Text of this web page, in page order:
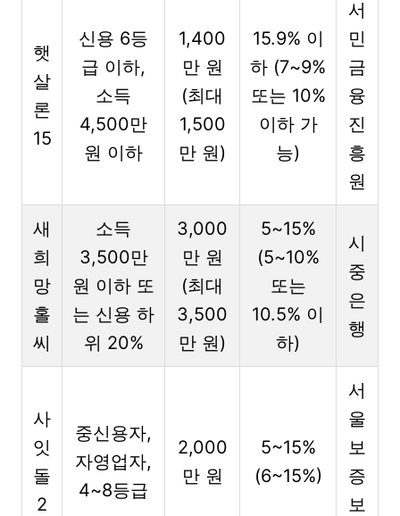
햇
살
론
15
신용 6등
급 이하,
소득
4,500만
원 이하
1,400
만 원
(최대
1,500
만 원)
15.9% 이
하 (7~9%
또는 10%
이하 가
능)
서
민
금
융
진
흥
원
새
희
망
홀
씨
소득
3,500만
원 이하 또
는 신용 하
위 20%
3,000
만 원
(최대
3,500
만 원)
5~15%
(5~10%
또는
10.5% 이
하)
시
중
은
행
사
잇
돌
2
중신용자,
자영업자,
4~8등급
2,000
만 원
5~15%
(6~15%)
서
울
보
증
보